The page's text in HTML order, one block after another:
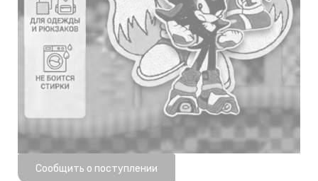
Нет в наличии
Сообщить о поступлении